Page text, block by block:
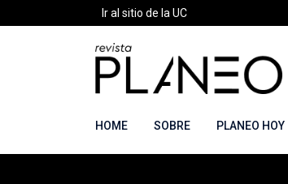
Ir al sitio de la UC
HOME SOBRE PLANEO HOY